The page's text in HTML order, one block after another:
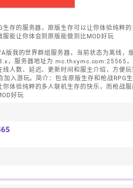
生存的服务器，原版生存可以让你体验纯粹
能让你体会到原版能做到比MOD好玩
版我的世界群组服务器，当前状态为离线，
，服务器地址为 mc.thxymc.com:25565
线人数、延迟、更新时间和服主介绍，方便
加入游玩。简介：包含原版生存和枪战RPG
你体验纯粹的多人联机生存的快乐，而枪战
好玩